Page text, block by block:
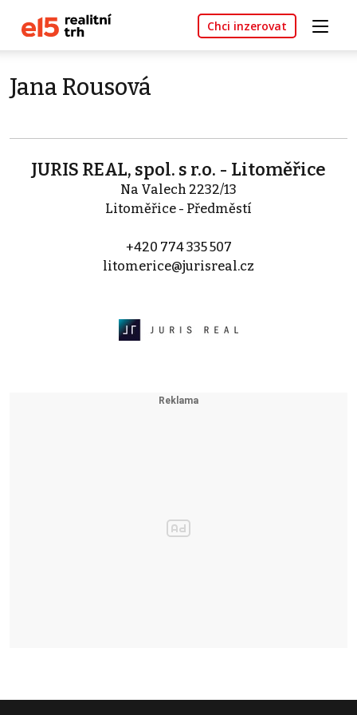
Chci inzerovat
Jana Rousová
JURIS REAL, spol. s r.o. - Litoměřice
Na Valech 2232/13
Litoměřice - Předměstí
+420 774 335 507
litomerice@jurisreal.cz